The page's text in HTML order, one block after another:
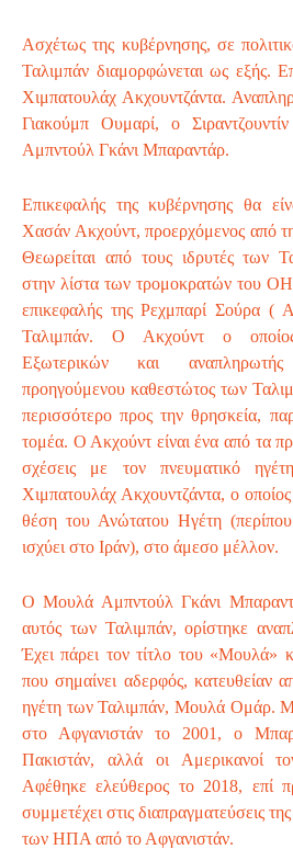
Ασχέτως της κυβέρνησης, σε
Ταλιμπάν διαμορφώνεται ως εξής.
Χιμπατουλάχ Ακχουντζάντα.
Γιακούμπ Ουμαρί, ο
Αμπντούλ Γκάνι Μπαραντάρ.
Επικεφαλής της κυβέρνησης θα
Χασάν Ακχούντ, προερχόμενος από
Θεωρείται από τους ιδρυτές των
στην λίστα των τρομοκρατών του
επικεφαλής της Ρεχμπαρί Σούρα (
Ταλιμπάν. Ο Ακχούντ ο οποίος
Εξωτερικών και
προηγούμενου καθεστώτος των
περισσότερο προς την θρησκεία,
τομέα. Ο Ακχούντ είναι ένα από τα
σχέσεις με τον πνευματικό
Χιμπατουλάχ Ακχουντζάντα, ο
θέση του Ανώτατου Ηγέτη
ισχύει στο Ιράν), στο άμεσο μέλλον.
Ο Μουλά Αμπντούλ Γκάνι
αυτός των Ταλιμπάν, ορίστηκε
Έχει πάρει τον τίτλο του «Μουλά»
που σημαίνει αδερφός, κατευθείαν
ηγέτη των Ταλιμπάν, Μουλά Ομάρ.
στο Αφγανιστάν το 2001, ο
Πακιστάν, αλλά οι Αμερικανοί
Αφέθηκε ελεύθερος το 2018, επί
συμμετέχει στις διαπραγματεύσεις
των ΗΠΑ από το Αφγανιστάν.